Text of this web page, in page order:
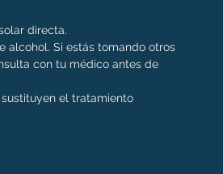
directa.
alcohol. Si estás tomando otros
con tu médico antes de
el tratamiento